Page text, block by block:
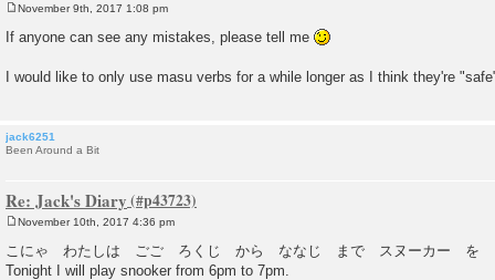
s
November 9th, 2017 1:08 pm
If anyone can see any mistakes, please tell me
I would like to only use masu verbs for a while longer as I think they're
jack6251
Been Around a Bit
Re: Jack's Diary
o
s
t
November 10th, 2017 4:36 pm
こにゃ わたしは ごご ろくじ から ななじ まで スヌーカー を
Tonight I will play snooker from 6pm to 7pm.